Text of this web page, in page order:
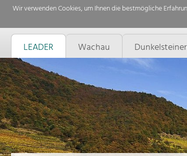
Wir verwenden Cookies, um Ihnen die bestmögliche
LEADER Wachau